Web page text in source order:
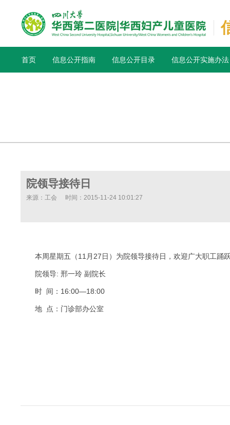
首页 信息公开指南 信息公开目录 信息公开实施办法
院领导接待日
来源：工会 时间：2015-11-24 10:01:27
本周星期五（11月27日）为院领导接待日，欢迎广大职工踊
院领导: 邢一玲 副院长
时 间：16:00—18:00
地 点：门诊部办公室